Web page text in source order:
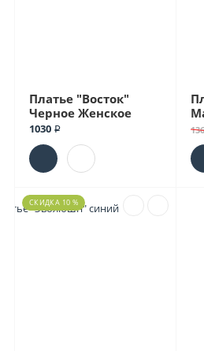
Платье "Восток"
Черное Женское
1030 ₽
СКИДКА 10 %